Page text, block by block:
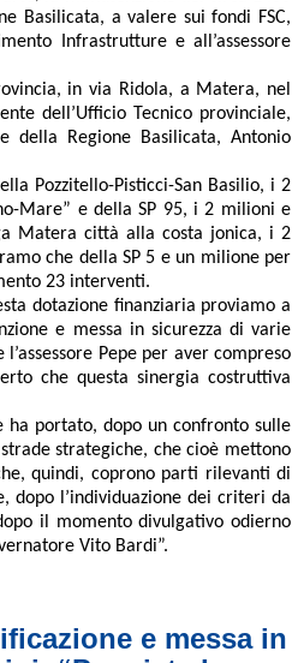
Basilicata, a valere sui fondi FSC,
Infrastrutture e all’assessore
in via Ridola, a Matera, nel
dell’Ufficio Tecnico provinciale,
della Regione Basilicata, Antonio
Pozzitello-Pisticci-San Basilio, i 2
Mare” e della SP 95, i 2 milioni e
Matera città alla costa jonica, i 2
che della SP 5 e un milione per
23 interventi.
dotazione finanziaria proviamo a
e messa in sicurezza di varie
Pepe per aver compreso
che questa sinergia costruttiva
ha portato, dopo un confronto sulle
strategiche, che cioè mettono
quindi, coprono parti rilevanti di
dopo l’individuazione dei criteri da
il momento divulgativo odierno
Vito Bardi”.
e messa in